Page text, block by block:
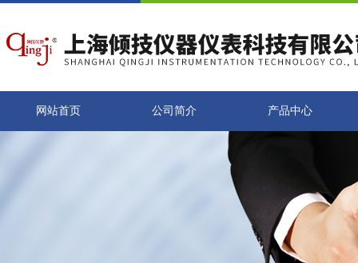
网站首页 公司简介 产品中心